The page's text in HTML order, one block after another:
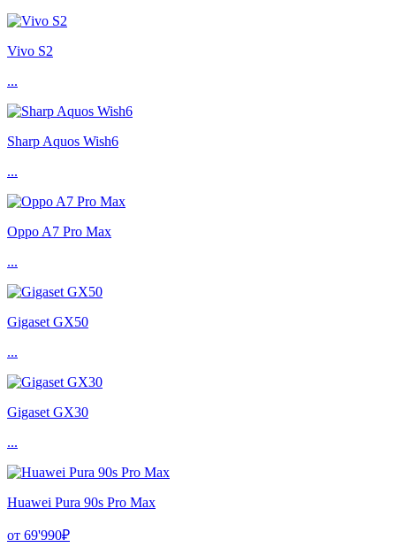
Vivo S2
...
Sharp Aquos Wish6
...
Oppo A7 Pro Max
...
Gigaset GX50
...
Gigaset GX30
...
Huawei Pura 90s Pro Max
от 69'990₽